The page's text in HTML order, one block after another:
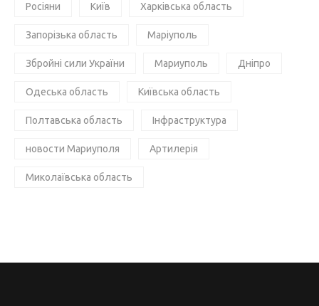
Росіяни Київ Харківська область
Запорізька область Маріуполь
Збройні сили України Мариуполь Дніпро
Одеська область Київська область
Полтавська область Інфраструктура
новости Мариуполя Артилерія
Миколаївська область